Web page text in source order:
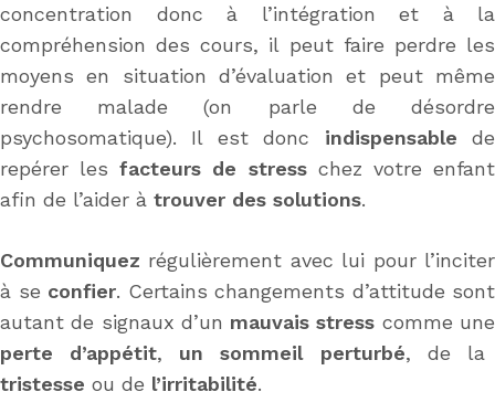
concentration donc à l’intégration et à la
compréhension des cours, il peut faire perdre les
moyens en situation d’évaluation et peut même
rendre malade (on parle de désordre
psychosomatique). Il est donc indispensable de
repérer lesfacteurs de stresschez votre enfant
afin de l’aider à trouver des solutions.
Communiquez régulièrement avec lui pour l’inciter
à se confier. Certains changements d’attitude sont
autant de signaux d’un mauvais stress comme une
perte d’appétit, un sommeil perturbé, de la
tristesse ou de l’irritabilité.